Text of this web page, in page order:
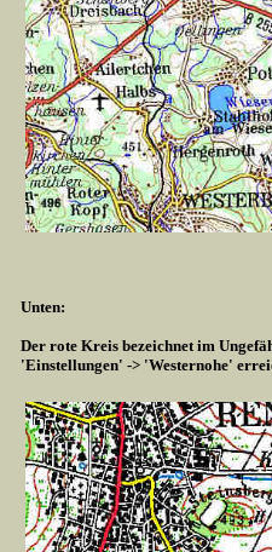
Unten:
Der rote Kreis bezeichnet im
'Einstellungen' -> 'Westernohe'